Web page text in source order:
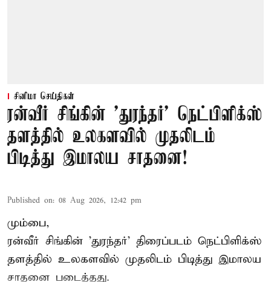
சினிமா செய்திகள்
ரன்வீர் சிங்கின் 'துரந்தர்' நெட்பிளிக்ஸ்
தளத்தில் உலகளவில் முதலிடம்
பிடித்து இமாலய சாதனை!
Published on: 08 Aug 2026, 12:42 pm
மும்பை,
ரன்வீர் சிங்கின் 'துரந்தர்' திரைப்படம் நெட்பிளிக்ஸ்
தளத்தில் உலகளவில் முதலிடம் பிடித்து இமாலய
சாதனை படைத்தது.